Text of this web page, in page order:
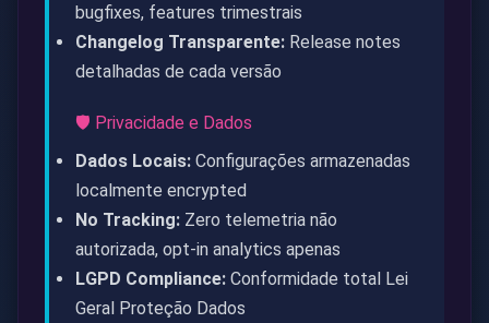
bugfixes, features trimestrais
Changelog Transparente: Release notes
detalhadas de cada versão
🛡️ Privacidade e Dados
Dados Locais: Configurações armazenadas
localmente encrypted
No Tracking: Zero telemetria não
autorizada, opt-in analytics apenas
LGPD Compliance: Conformidade total Lei
Geral Proteção Dados